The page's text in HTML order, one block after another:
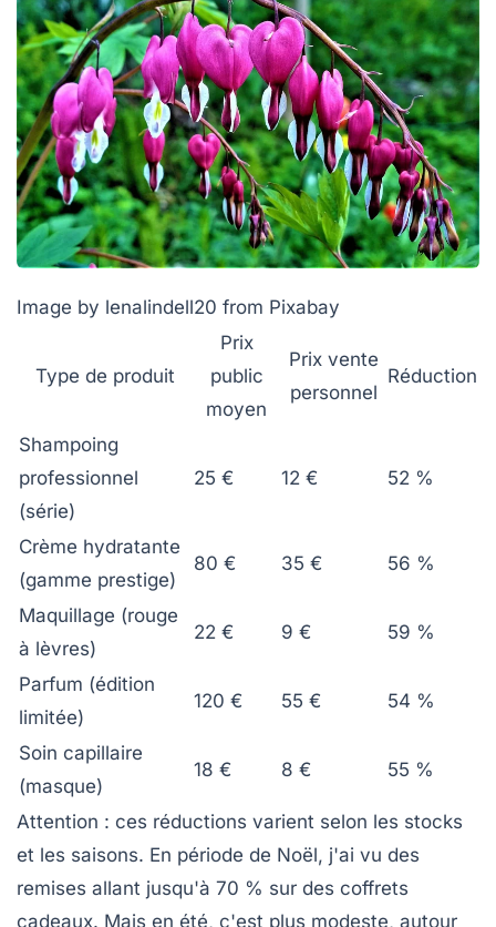
Image by lenalindell20 from Pixabay
Type de produit
Prix
public
moyen
Prix vente
personnel
Réduction
Shampoing
professionnel
(série)
25 € 12 € 52 %
Crème hydratante
(gamme prestige)
80 € 35 € 56 %
Maquillage (rouge
à lèvres)
22 € 9 € 59 %
Parfum (édition
limitée)
120 € 55 € 54 %
Soin capillaire
(masque)
18 € 8 € 55 %
Attention : ces réductions varient selon les stocks
et les saisons. En période de Noël, j'ai vu des
remises allant jusqu'à 70 % sur des coffrets
cadeaux. Mais en été, c'est plus modeste, autour